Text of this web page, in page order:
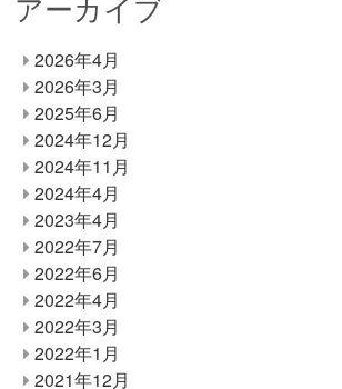
アーカイブ
2026年4月
2026年3月
2025年6月
2024年12月
2024年11月
2024年4月
2023年4月
2022年7月
2022年6月
2022年4月
2022年3月
2022年1月
2021年12月